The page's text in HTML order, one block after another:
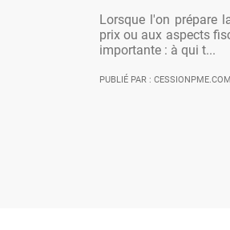
Lorsque l'on prépare
prix ou aux aspects
importante : à qui t...
PUBLIÉ PAR : CESSIONPME.COM